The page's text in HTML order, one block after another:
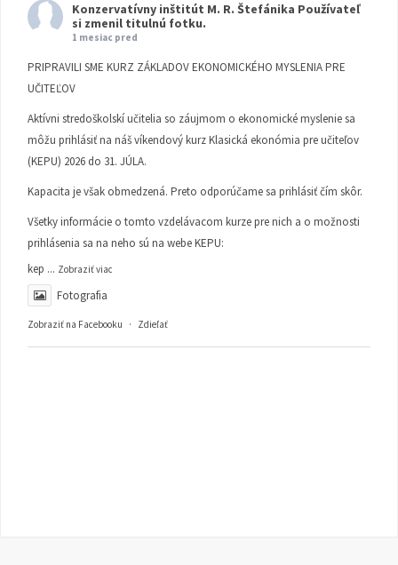
Konzervatívny inštitút M. R. Štefánika Používateľ
si zmenil titulnú fotku.
1 mesiac pred
PRIPRAVILI SME KURZ ZÁKLADOV EKONOMICKÉHO MYSLENIA PRE
UČITEĽOV
Aktívni stredoškolskí učitelia so záujmom o ekonomické myslenie sa
môžu prihlásiť na náš víkendový kurz Klasická ekonómia pre učiteľov
(KEPU) 2026 do 31. JÚLA.
Kapacita je však obmedzená. Preto odporúčame sa prihlásiť čím skôr.
Všetky informácie o tomto vzdelávacom kurze pre nich a o možnosti
prihlásenia sa na neho sú na webe KEPU:
kep ... Zobraziť viac
Fotografia
Zobraziť na Facebooku · Zdieľať